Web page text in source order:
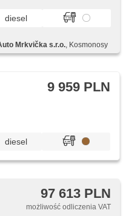
opuszczane przednie
siedzenie dla
lampy ostrzegawcze,
zewnętrzny, kanapa
diesel
Mrkvička s.r.o., Kosmonosy
9 959 PLN
diesel
97 613 PLN
możliwość odliczenia VAT